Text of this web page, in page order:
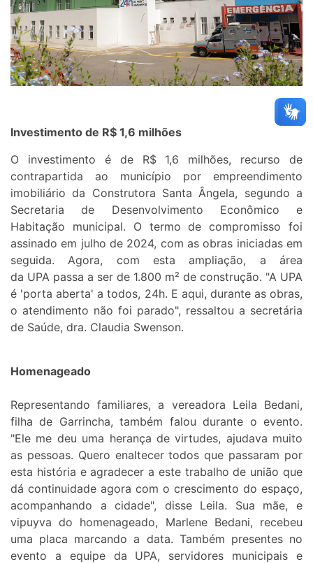
Investimento de R$ 1,6 milhões
O investimento é de R$ 1,6 milhões, recurso de
contrapartida ao município por empreendimento
imobiliário da Construtora Santa Ângela, segundo a
Secretaria de Desenvolvimento Econômico e
Habitação municipal. O termo de compromisso foi
assinado em julho de 2024, com as obras iniciadas em
seguida. Agora, com esta ampliação, a área
da UPA passa a ser de 1.800 m² de construção. "A UPA
é 'porta aberta' a todos, 24h. E aqui, durante as obras,
o atendimento não foi parado", ressaltou a secretária
de Saúde, dra. Claudia Swenson.
Homenageado
Representando familiares, a vereadora Leila Bedani,
filha de Garrincha, também falou durante o evento.
"Ele me deu uma herança de virtudes, ajudava muito
as pessoas. Quero enaltecer todos que passaram por
esta história e agradecer a este trabalho de união que
dá continuidade agora com o crescimento do espaço,
acompanhando a cidade", disse Leila. Sua mãe, e
vipuyva do homenageado, Marlene Bedani, recebeu
uma placa marcando a data. Também presentes no
evento a equipe da UPA, servidores municipais e